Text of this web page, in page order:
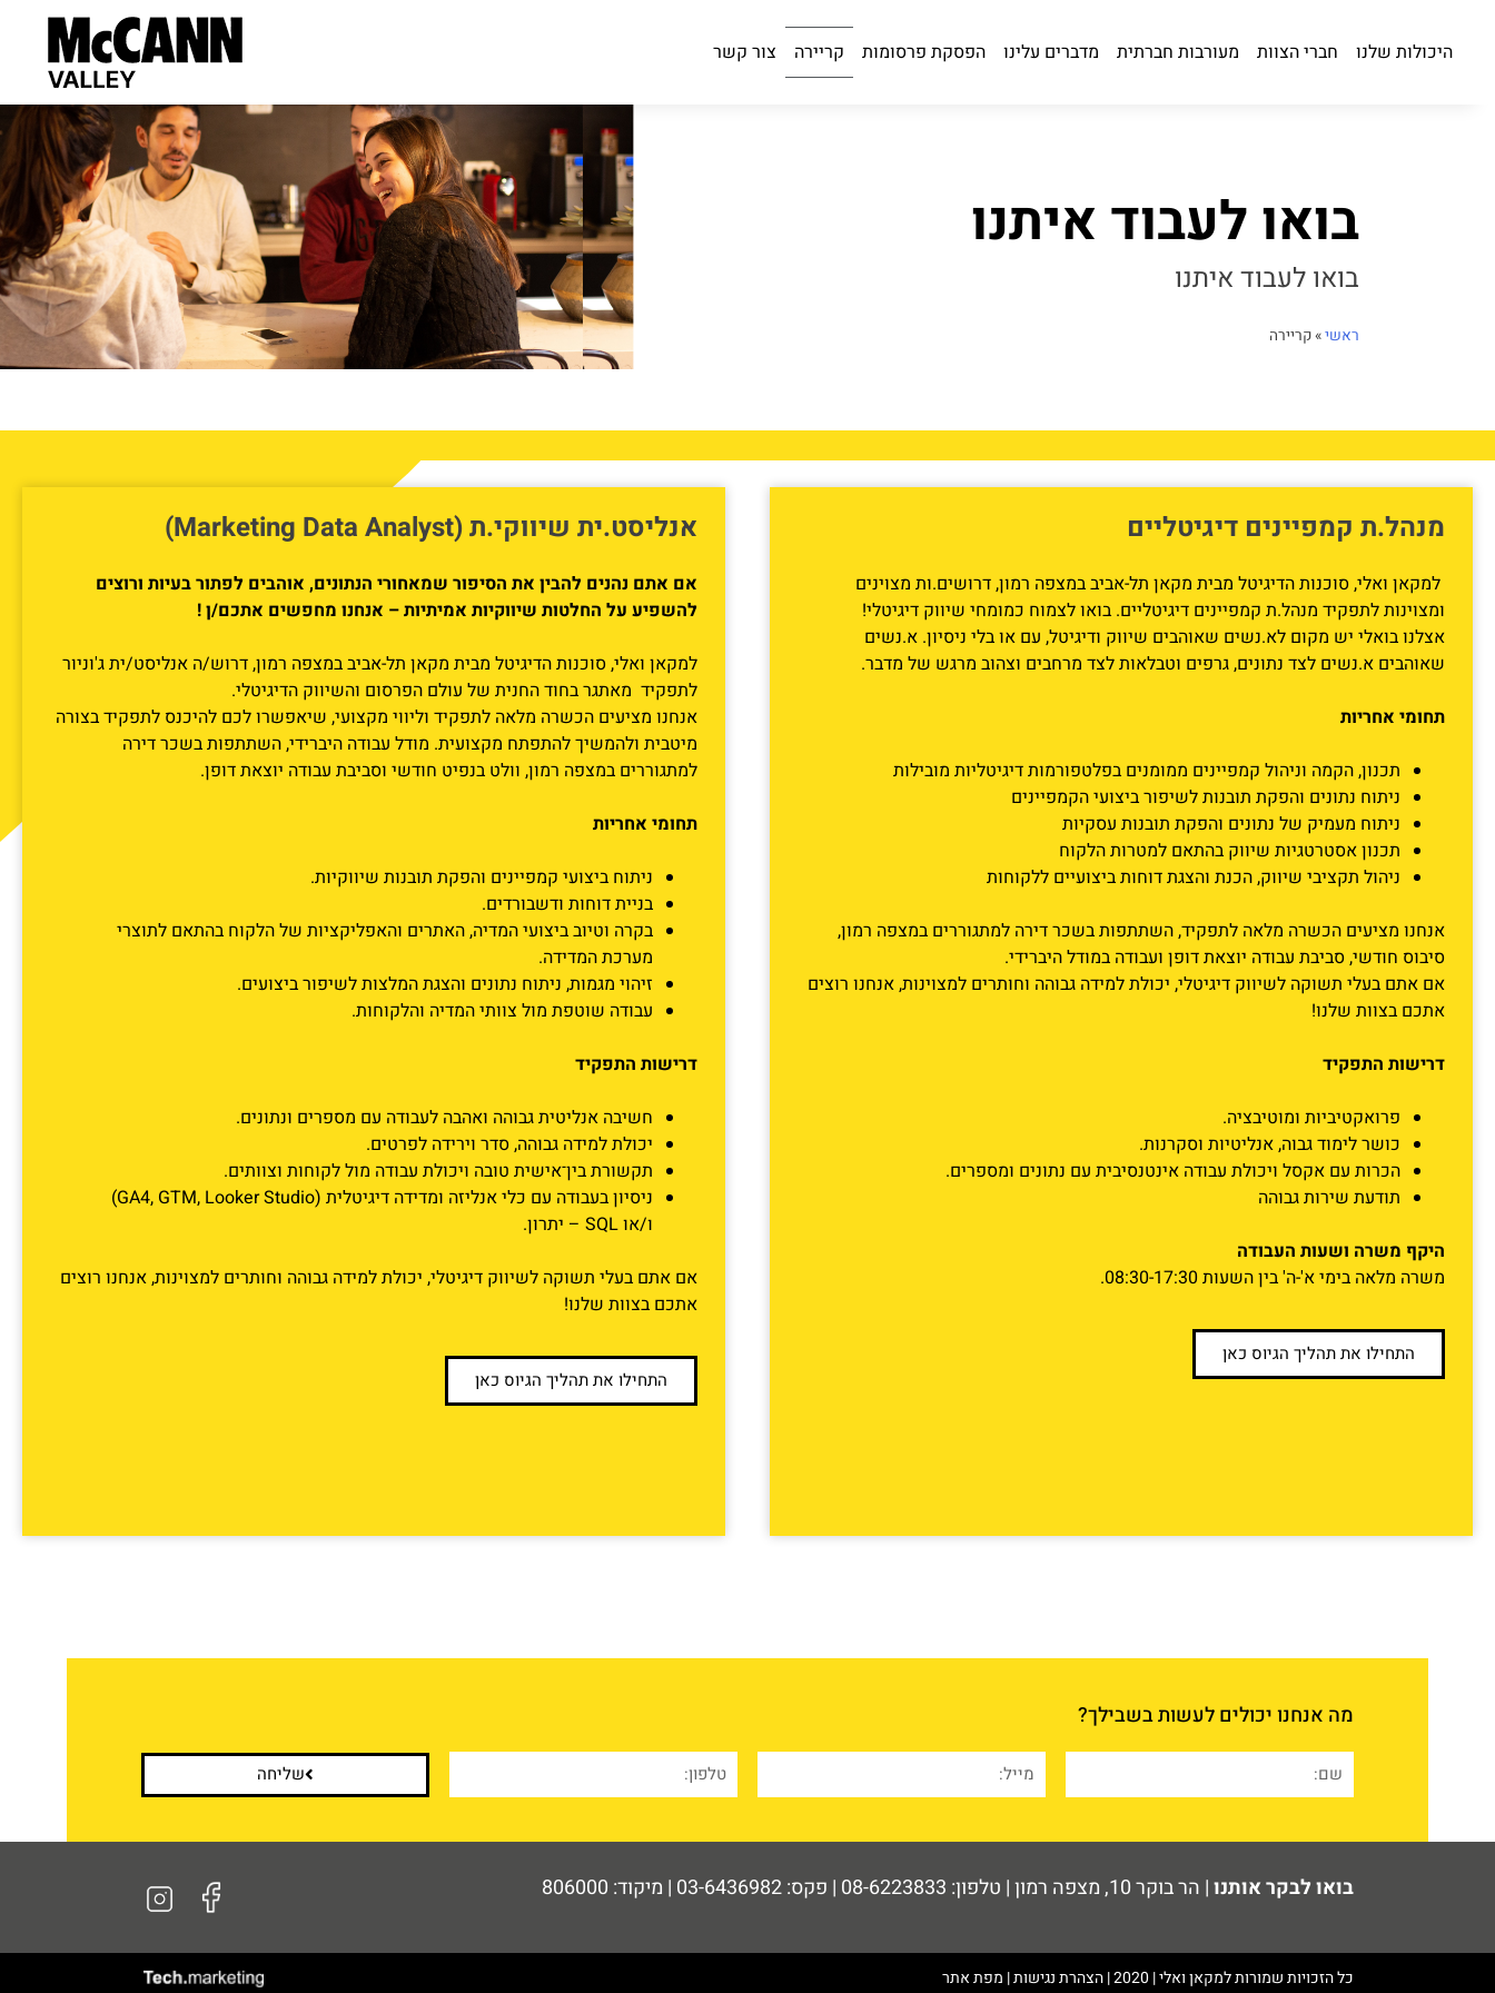
היכולות שלנו חברי הצוות מעורבות חברתית מדברים עלינו הפסקת פרסומות קריירה צור קשר
בואו לעבוד איתנו
בואו לעבוד איתנו
ראשי»קריירה
מנהל.ת קמפיינים דיגיטליים
למקאן ואלי, סוכנות הדיגיטל מבית מקאן תל-אביב במצפה רמון, דרושים.ות מצוינים
ומצוינות לתפקיד מנהל.ת קמפיינים דיגיטליים. בואו לצמוח כמומחי שיווק דיגיטלי!
אצלנו בואלי יש מקום לא.נשים שאוהבים שיווק ודיגיטל, עם או בלי ניסיון. א.נשים
שאוהבים א.נשים לצד נתונים, גרפים וטבלאות לצד מרחבים וצהוב מרגש של מדבר.
תחומי אחריות
תכנון, הקמה וניהול קמפיינים ממומנים בפלטפורמות דיגיטליות מובילות
ניתוח נתונים והפקת תובנות לשיפור ביצועי הקמפיינים
ניתוח מעמיק של נתונים והפקת תובנות עסקיות
תכנון אסטרטגיות שיווק בהתאם למטרות הלקוח
ניהול תקציבי שיווק, הכנת והצגת דוחות ביצועיים ללקוחות
אנחנו מציעים הכשרה מלאה לתפקיד, השתתפות בשכר דירה למתגוררים במצפה רמון,
סיבוס חודשי, סביבת עבודה יוצאת דופן ועבודה במודל היברידי.
אם אתם בעלי תשוקה לשיווק דיגיטלי, יכולת למידה גבוהה וחותרים למצוינות, אנחנו רוצים
אתכם בצוות שלנו!
דרישות התפקיד
פרואקטיביות ומוטיבציה.
כושר לימוד גבוה, אנליטיות וסקרנות.
הכרות עם אקסל ויכולת עבודה אינטנסיבית עם נתונים ומספרים.
תודעת שירות גבוהה
היקף משרה ושעות העבודה
משרה מלאה בימי א'-ה' בין השעות 08:30-17:30.
התחילו את תהליך הגיוס כאן
אנליסט.ית שיווקי.ת (Marketing Data Analyst)
אם אתם נהנים להבין את הסיפור שמאחורי הנתונים, אוהבים לפתור בעיות ורוצים
להשפיע על החלטות שיווקיות אמיתיות – אנחנו מחפשים אתכם/ן !
למקאן ואלי, סוכנות הדיגיטל מבית מקאן תל-אביב במצפה רמון, דרוש/ה אנליסט/ית ג'וניור
לתפקיד מאתגר בחוד החנית של עולם הפרסום והשיווק הדיגיטלי.
אנחנו מציעים הכשרה מלאה לתפקיד וליווי מקצועי, שיאפשרו לכם להיכנס לתפקיד בצורה
מיטבית ולהמשיך להתפתח מקצועית. מודל עבודה היברידי, השתתפות בשכר דירה
למתגוררים במצפה רמון, וולט בנפיט חודשי וסביבת עבודה יוצאת דופן.
תחומי אחריות
ניתוח ביצועי קמפיינים והפקת תובנות שיווקיות.
בניית דוחות ודשבורדים.
בקרה וטיוב ביצועי המדיה, האתרים והאפליקציות של הלקוח בהתאם לתוצרי
מערכת המדידה.
זיהוי מגמות, ניתוח נתונים והצגת המלצות לשיפור ביצועים.
עבודה שוטפת מול צוותי המדיה והלקוחות.
דרישות התפקיד
חשיבה אנליטית גבוהה ואהבה לעבודה עם מספרים ונתונים.
יכולת למידה גבוהה, סדר וירידה לפרטים.
תקשורת בין־אישית טובה ויכולת עבודה מול לקוחות וצוותים.
ניסיון בעבודה עם כלי אנליזה ומדידה דיגיטלית (GA4, GTM, Looker Studio)
ו/או SQL – יתרון.
אם אתם בעלי תשוקה לשיווק דיגיטלי, יכולת למידה גבוהה וחותרים למצוינות, אנחנו רוצים
אתכם בצוות שלנו!
התחילו את תהליך הגיוס כאן
מה אנחנו יכולים לעשות בשבילך?
שליחה
בואו לבקר אותנו| הר בוקר 10, מצפה רמון | טלפון: 08-6223833 | פקס: 03-6436982 | מיקוד: 806000
כל הזכויות שמורות למקאן ואלי | 2020 | הצהרת נגישות | מפת אתר